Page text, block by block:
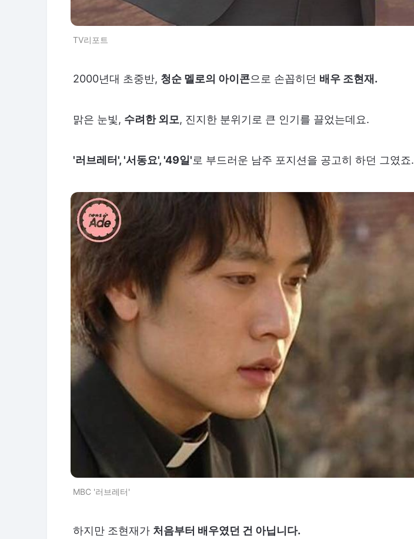
TV리포트
2000년대 초중반, 청순 멜로의 아이콘으로 손꼽히던 배우 조현재.
맑은 눈빛, 수려한 외모, 진지한 분위기로 큰 인기를 끌었는데요.
'러브레터', '서동요', '49일'로 부드러운 남주 포지션을 공고히 하던 그였죠.
MBC '러브레터'
하지만 조현재가 처음부터 배우였던 건 아닙니다.